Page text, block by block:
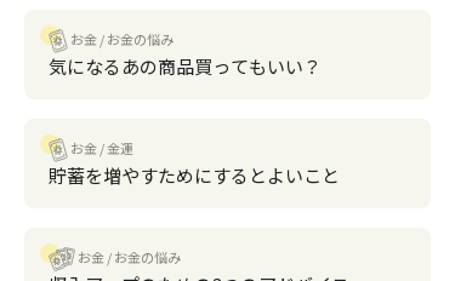
お金 お金の悩み
気になるあの商品買ってもいい？
お金 金運
貯蓄を増やすためにするとよいこと
お金 お金の悩み